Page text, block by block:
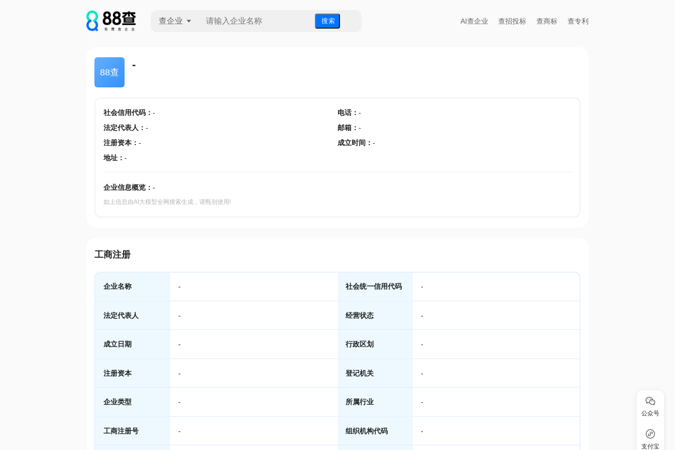
查企业 搜 索 AI查企业 查招投标 查商标 查专利
88查
-
社会信用代码： - 电话： -
法定代表人 ： - 邮箱 ： -
注册资本： - 成立时间 ： -
地址： -
企业信息概览： -
如上信息由AI大模型全网搜索生成，请甄别使用!
工商注册
企业名称 - 社会统一信用代码 -
法定代表人 - 经营状态 -
成立日期 - 行政区划 -
注册资本 - 登记机关 -
企业类型 - 所属行业 -
工商注册号 - 组织机构代码 -
公众号
支付宝